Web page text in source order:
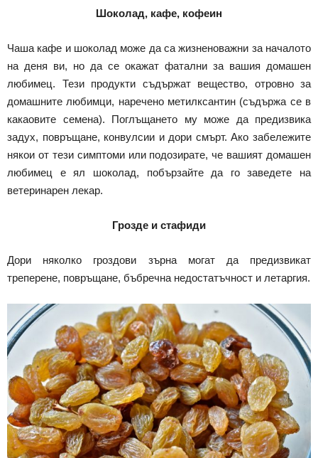
Шоколад, кафе, кофеин
Чаша кафе и шоколад може да са жизненоважни за началото
на деня ви, но да се окажат фатални за вашия домашен
любимец. Тези продукти съдържат вещество, отровно за
домашните любимци, наречено метилксантин (съдържа се в
какаовите семена). Поглъщането му може да предизвика
задух, повръщане, конвулсии и дори смърт. Ако забележите
някои от тези симптоми или подозирате, че вашият домашен
любимец е ял шоколад, побързайте да го заведете на
ветеринарен лекар.
Грозде и стафиди
Дори няколко гроздови зърна могат да предизвикат
треперене, повръщане, бъбречна недостатъчност и летаргия.